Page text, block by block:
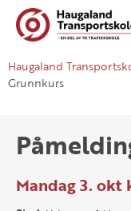
Haugaland
Grunnkurs
Mandag 3. okt